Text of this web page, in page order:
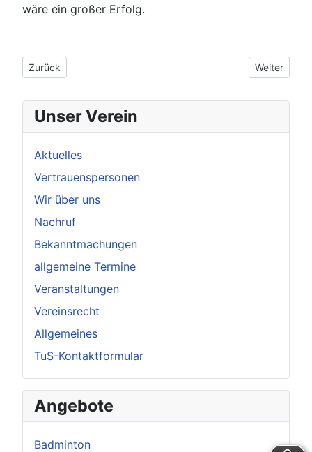
Unser Verein
Aktuelles
Vertrauenspersonen
Wir über uns
Nachruf
Bekanntmachungen
allgemeine Termine
Veranstaltungen
Vereinsrecht
Allgemeines
TuS-Kontaktformular
Angebote
Badminton
wäre ein großer Erfolg.
Vorheriger Beitrag: 23.9.2021: Saisonauftakt für Erste
Zurück Nächster
Weiter